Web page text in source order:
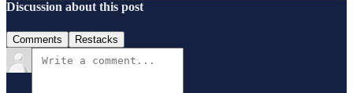
Discussion about this post
Comments Restacks